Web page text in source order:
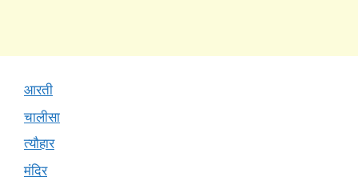
आरती
चालीसा
त्यौहार
मंदिर